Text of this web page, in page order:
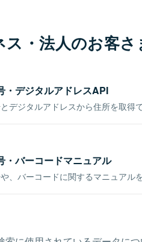
ス・法人のお客さ
・デジタルアドレスAPI
デジタルアドレスから住所を取得
・バーコードマニュアル
、バーコードに関するマニュアル